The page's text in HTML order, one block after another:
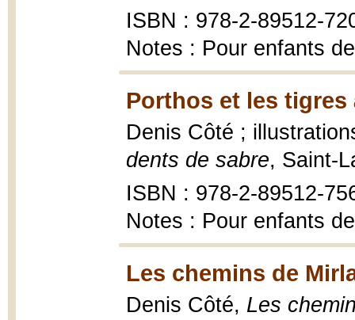
ISBN : 978-2-89512-
Notes : Pour enfants
Porthos et les tigres
Denis Côté ;
dents de sabre, Saint-
ISBN : 978-2-89512-
Notes : Pour enfants
Les chemins de
Denis Côté, Les